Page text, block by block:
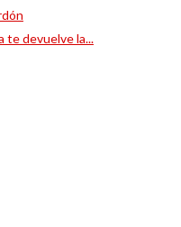
te devuelve la...